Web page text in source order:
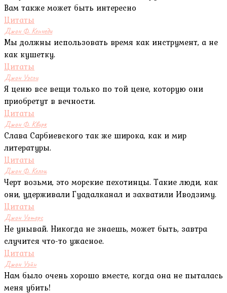
Вам также может быть интересно
Цитаты
Джон Ф. Кеннеди
Мы должны использовать время как инструмент, а не
как кушетку.
Цитаты
Джон Уэсли
Я ценю все вещи только по той цене, которую они
приобретут в вечности.
Цитаты
Джон Ф. Квирк
Слава Сарбиевского так же широка, как и мир
литературы.
Цитаты
Джон Ф. Келли
Черт возьми, это морские пехотинцы. Такие люди, как
они, удерживали Гуадалканал и захватили Иводзиму.
Цитаты
Джон Уотерс
Не унывай. Никогда не знаешь, может быть, завтра
случится что-то ужасное.
Цитаты
Джон Уэйн
Нам было очень хорошо вместе, когда она не пыталась
меня убить!